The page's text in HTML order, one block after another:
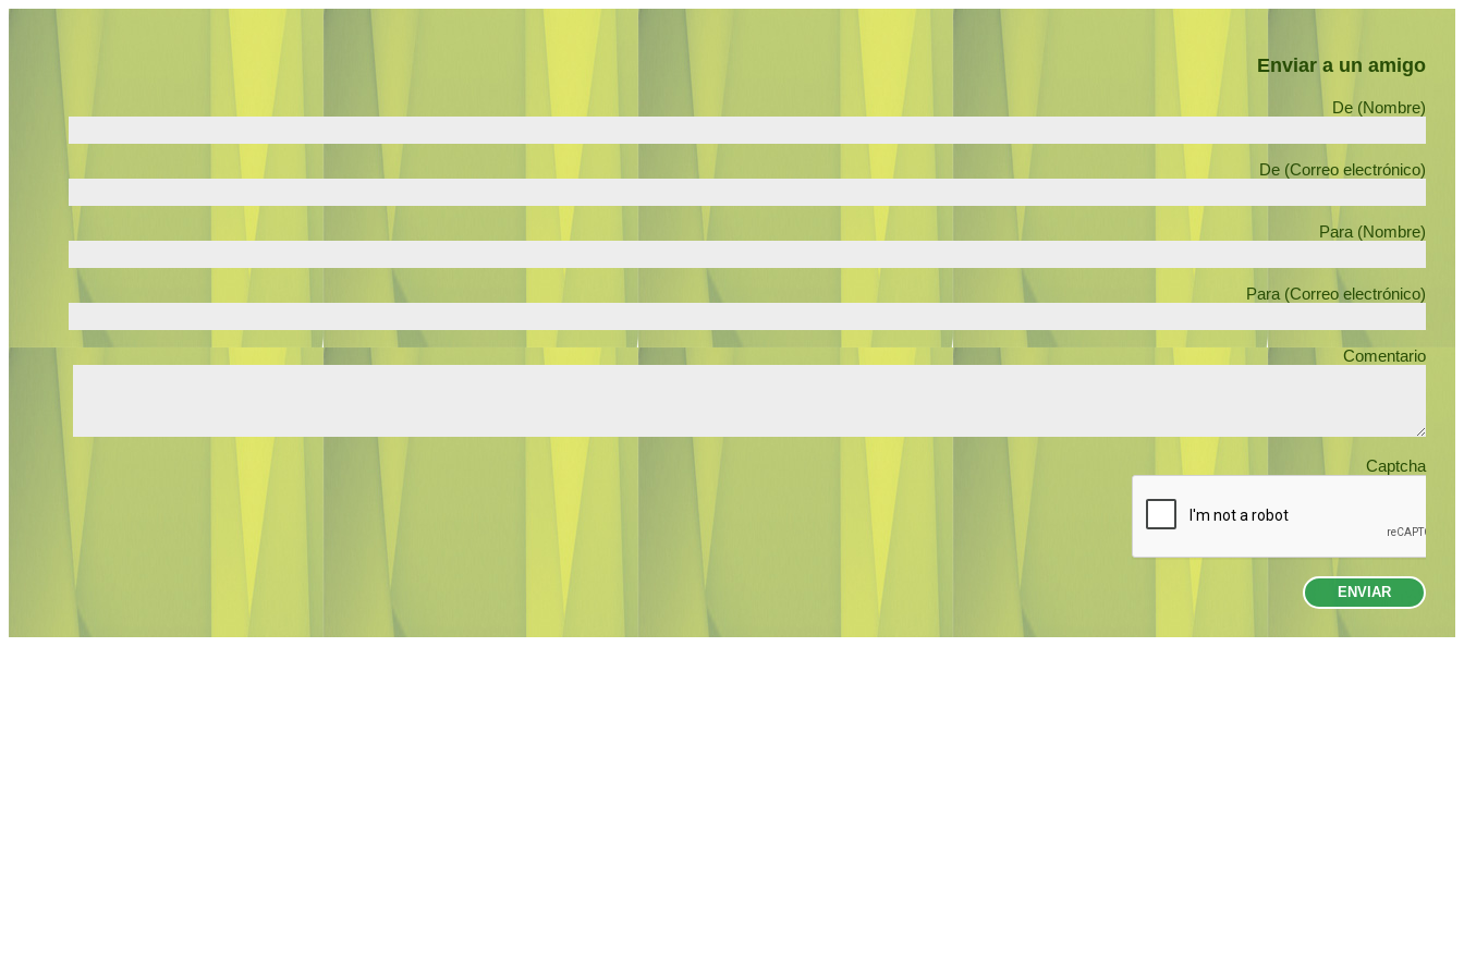
Enviar a un amigo
De (Nombre)
De (Correo electrónico)
Para (Nombre)
Para (Correo electrónico)
Comentario
Captcha
ENVIAR